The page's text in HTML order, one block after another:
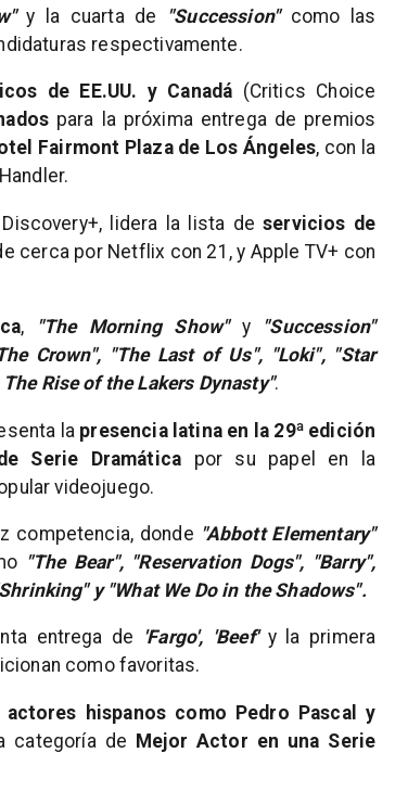
y la cuarta de "Succession"como las
respectivamente.
de EE.UU. y Canadá (Critics Choice
para la próxima entrega de premios
Fairmont Plaza de Los Ángeles, con la
lidera la lista deservicios de
cerca por Netflix con 21, y Apple TV+ con
, "The Morning Show"y "Succession"
Crown", "The Last of Us", "Loki", "Star
Rise of the Lakers Dynasty".
la presencia latina en la 29ª edición
Serie Dramática por su papel en la
videojuego.
competencia, donde "Abbott Elementary"
"The Bear", "Reservation Dogs", "Barry",
y "What We Do in the Shadows".
entrega de 'Fargo', 'Beef' y la primera
como favoritas.
actores hispanos como Pedro Pascal y
categoría de Mejor Actor en una Serie